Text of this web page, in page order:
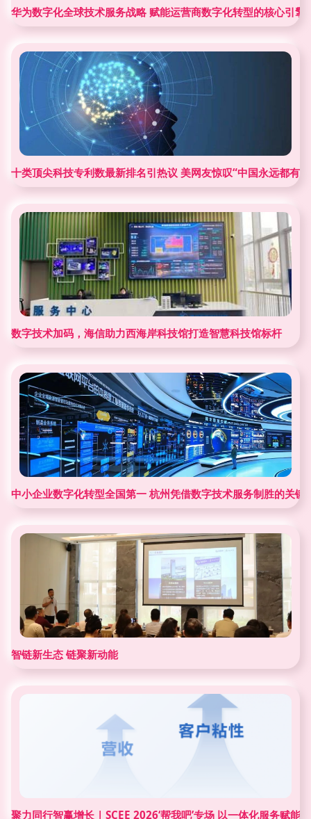
华为数字化全球技术服务战略 赋能运营商数字化转型的核心引擎
十类顶尖科技专利数最新排名引热议 美网友惊叹“中国永远都
数字技术加码，海信助力西海岸科技馆打造智慧科技馆标杆
中小企业数字化转型全国第一 杭州凭借数字技术服务制胜的关键
智链新生态 链聚新动能
聚力同行智赢增长 | SCEE 2026‘帮我吧’专场 以一体化服务赋能